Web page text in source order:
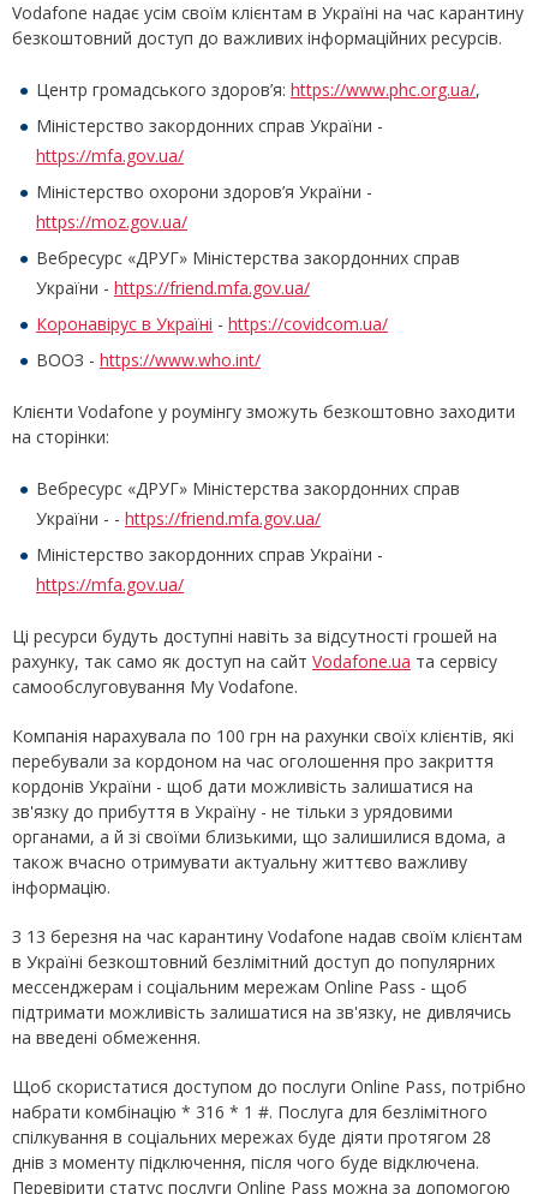
Vodafone надає усім своїм клієнтам в Україні на час карантину
безкоштовний доступ до важливих інформаційних ресурсів.
Центр громадського здоров’я: https://www.phc.org.ua/,
Міністерство закордонних справ України -
https://mfa.gov.ua/
Міністерство охорони здоров’я України -
https://moz.gov.ua/
Вебресурс «ДРУГ» Міністерства закордонних справ
України - https://friend.mfa.gov.ua/
Коронавірус в Україні - https://covidcom.ua/
ВООЗ - https://www.who.int/
Клієнти Vodafone у роумінгу зможуть безкоштовно заходити
на сторінки:
Вебресурс «ДРУГ» Міністерства закордонних справ
України - - https://friend.mfa.gov.ua/
Міністерство закордонних справ України -
https://mfa.gov.ua/
Ці ресурси будуть доступні навіть за відсутності грошей на
рахунку, так само як доступ на сайт Vodafone.ua та сервісу
самообслуговування My Vodafone.
Компанія нарахувала по 100 грн на рахунки своїх клієнтів, які
перебували за кордоном на час оголошення про закриття
кордонів України - щоб дати можливість залишатися на
зв'язку до прибуття в Україну - не тільки з урядовими
органами, а й зі своїми близькими, що залишилися вдома, а
також вчасно отримувати актуальну життєво важливу
інформацію.
З 13 березня на час карантину Vodafone надав своїм клієнтам
в Україні безкоштовний безлімітний доступ до популярних
мессенджерам і соціальним мережам Online Pass - щоб
підтримати можливість залишатися на зв'язку, не дивлячись
на введені обмеження.
Щоб скористатися доступом до послуги Online Pass, потрібно
набрати комбінацію * 316 * 1 #. Послуга для безлімітного
спілкування в соціальних мережах буде діяти протягом 28
днів з моменту підключення, після чого буде відключена.
Перевірити статус послуги Online Pass можна за допомогою